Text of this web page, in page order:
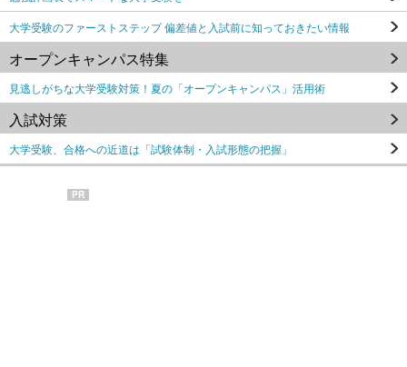
大学受験のファーストステップ 偏差値と入試前に知っておきたい情報
オープンキャンパス特集
見逃しがちな大学受験対策！夏の「オープンキャンパス」活用術
入試対策
大学受験、合格への近道は「試験体制・入試形態の把握」
PR